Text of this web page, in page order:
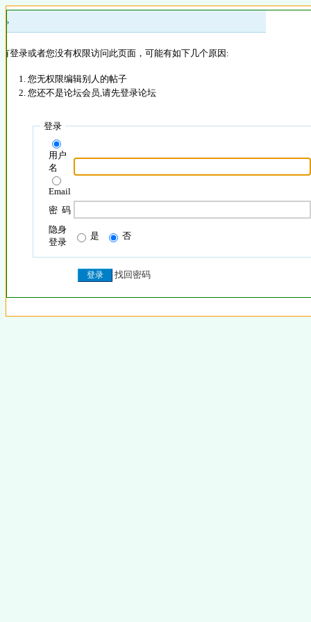
»
登录或者您没有权限访问此页面，可能有如下几个原因:
您无权限编辑别人的帖子
您还不是论坛会员,请先登录论坛
登录
用户
名
Email
密 码
隐身
登录
是 否
找回密码